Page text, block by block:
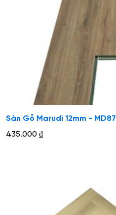
Sàn Gỗ Marudi 12mm - MD87
435.000 ₫